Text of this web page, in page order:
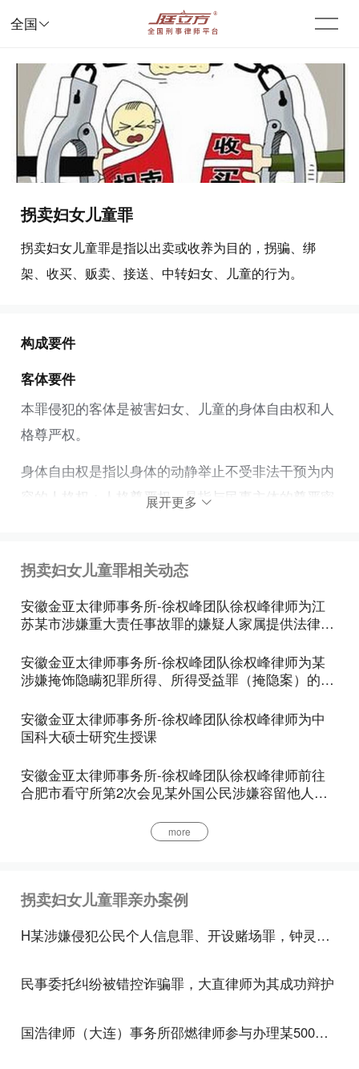
全国 
拐卖妇女儿童罪
拐卖妇女儿童罪是指以出卖或收养为目的，拐骗、绑
架、收买、贩卖、接送、中转妇女、儿童的行为。
构成要件
客体要件
本罪侵犯的客体是被害妇女、儿童的身体自由权和人
格尊严权。
身体自由权是指以身体的动静举止不受非法干预为内
容的人格权；人格尊严权，是指与民事主体的尊严密
骗、任其摆布的境地，失去决定自己去向的身体自由
权，行为人将被害妇女、儿童当作商品出卖，损害其
做人的尊严。至于本罪所引起的被害人家庭妻离子
散，有时甚至家破人亡是本罪的危害后果，而非客体
要件，本罪侵犯的对象为妇女、儿童。“妇女”指14周
的“妇女”既包括具有中国国籍的妇女，也包括具有外
证明的，不影响本罪的成立。“儿童”一般指14周岁以
下的人。
接送或者中转妇女、儿童的行为。
所谓拐骗，是指行为人以利诱、欺骗等非暴力手段使
为。拐骗的方法多种多样：有的是在车站、码头等公
己的罪恶目的；有的是利用各种关系，花言巧语夸某
展开更多
拐卖妇女儿童罪相关动态
安徽金亚太律师事务所-徐权峰团队徐权峰律师为江
苏某市涉嫌重大责任事故罪的嫌疑人家属提供法律咨
安徽金亚太律师事务所-徐权峰团队徐权峰律师为某
涉嫌掩饰隐瞒犯罪所得、所得受益罪（掩隐案）的嫌
安徽金亚太律师事务所-徐权峰团队徐权峰律师为中
国科大硕士研究生授课
安徽金亚太律师事务所-徐权峰团队徐权峰律师前往
合肥市看守所第2次会见某外国公民涉嫌容留他人吸
more
拐卖妇女儿童罪亲办案例
H某涉嫌侵犯公民个人信息罪、开设赌场罪，钟灵柔律师为其辩护，成功减少一半刑期
民事委托纠纷被错控诈骗罪，大直律师为其成功辩护
国浩律师（大连）事务所邵燃律师参与办理某500强民营企业涉嫌集资诈骗罪案